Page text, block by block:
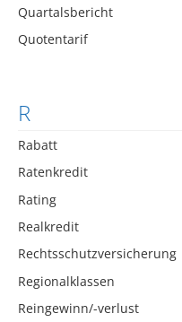
Quartalsbericht
Quotentarif
R
Rabatt
Ratenkredit
Rating
Realkredit
Rechtsschutzversicherung
Regionalklassen
Reingewinn/-verlust